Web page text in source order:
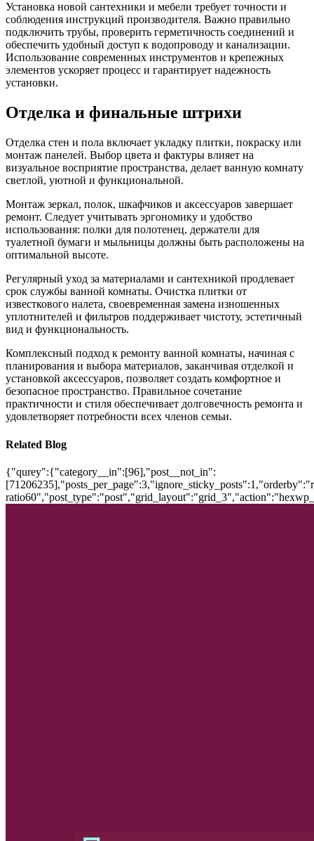
Установка новой сантехники и мебели требует точности и
соблюдения инструкций производителя. Важно правильно
подключить трубы, проверить герметичность соединений и
обеспечить удобный доступ к водопроводу и канализации.
Использование современных инструментов и крепежных
элементов ускоряет процесс и гарантирует надежность
установки.
Отделка и финальные штрихи
Отделка стен и пола включает укладку плитки, покраску или
монтаж панелей. Выбор цвета и фактуры влияет на
визуальное восприятие пространства, делает ванную комнату
светлой, уютной и функциональной.
Монтаж зеркал, полок, шкафчиков и аксессуаров завершает
ремонт. Следует учитывать эргономику и удобство
использования: полки для полотенец, держатели для
туалетной бумаги и мыльницы должны быть расположены на
оптимальной высоте.
Регулярный уход за материалами и сантехникой продлевает
срок службы ванной комнаты. Очистка плитки от
известкового налета, своевременная замена изношенных
уплотнителей и фильтров поддерживает чистоту, эстетичный
вид и функциональность.
Комплексный подход к ремонту ванной комнаты, начиная с
планирования и выбора материалов, заканчивая отделкой и
установкой аксессуаров, позволяет создать комфортное и
безопасное пространство. Правильное сочетание
практичности и стиля обеспечивает долговечность ремонта и
удовлетворяет потребности всех членов семьи.
Related Blog
{"qurey":{"category__in":[96],"post__not_in":